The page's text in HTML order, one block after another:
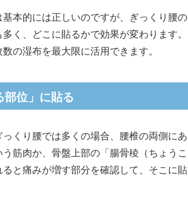
本的には正しいのですが、ぎっくり腰の
く、どこに貼るかで効果が変わります。
の湿布を最大限に活用できます。
位」に貼る
くり腰では多くの場合、腰椎の両側にあ
筋肉か、骨盤上部の「腸骨稜（ちょうこ
と痛みが増す部分を確認して、そこに貼